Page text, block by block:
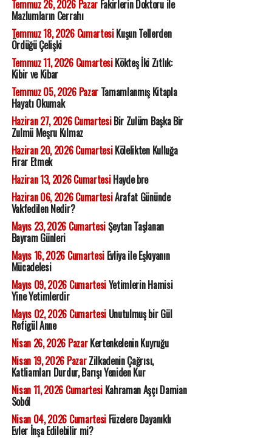
Temmuz 26, 2026 PazarFakirlerin Doktoru ile
Mazlumların Cerrahı
Temmuz 18, 2026 CumartesiKuşun Tellerden
Ördüğü Çelişki
Temmuz 11, 2026 CumartesiKökteş İki Zıtlık:
Kibir ve Kibar
Temmuz 05, 2026 PazarTamamlanmış Kitapla
Hayatı Okumak
Haziran 27, 2026 CumartesiBir Zulüm Başka Bir
Zulmü Meşru Kılmaz
Haziran 20, 2026 CumartesiKölelikten Kulluğa
Firar Etmek
Haziran 13, 2026 CumartesiHayde bre
Haziran 06, 2026 CumartesiArafat Gününde
Vakfedilen Nedir?
Mayıs 23, 2026 CumartesiŞeytan Taşlanan
Bayram Günleri
Mayıs 16, 2026 CumartesiEvliya ile Eşkıyanın
Mücadelesi
Mayıs 09, 2026 CumartesiYetimlerin Hamisi
Yine Yetimlerdir
Mayıs 02, 2026 CumartesiUnutulmuş bir Gül
Refigül Anne
Nisan 26, 2026 PazarKertenkelenin Kuyruğu
Nisan 19, 2026 PazarZilkadenin Çağrısı,
Katliamları Durdur, Barışı Yeniden Kur
Nisan 11, 2026 CumartesiKahraman Aşçı Damian
Soból
Nisan 04, 2026 CumartesiFüzelere Dayanıklı
Evler İnşa Edilebilir mi?